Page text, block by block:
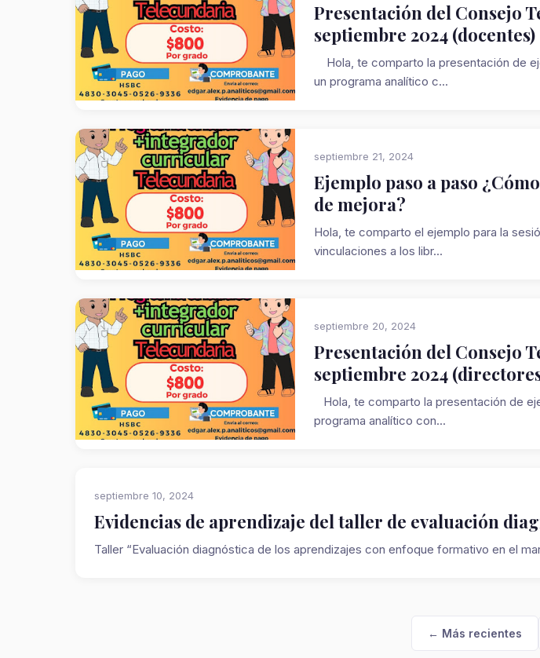
Presentación del Consejo
septiembre 2024 (docentes)
Hola, te comparto la presentación de
un programa analítico c...
septiembre 21, 2024
Ejemplo paso a paso
de mejora?
Hola, te comparto el ejemplo para la
vinculaciones a los libr...
septiembre 20, 2024
Presentación del Consejo
septiembre 2024
Hola, te comparto la presentación de
programa analítico con...
septiembre 10, 2024
Evidencias de aprendizaje del taller de evaluación
Taller “Evaluación diagnóstica de los aprendizajes con enfoque formativo en el
← Más recientes